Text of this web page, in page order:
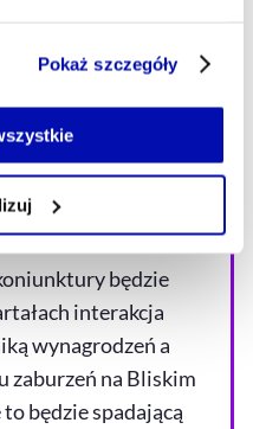
plików cookie,
uprawnieniami, np. we
lub po wybraniu opcji
Pokaż szczegóły
narodowej
choć
się zawyżona.
będzie
interakcja
wynagrodzeń a
zaburzeń na Bliskim
będzie spadającą